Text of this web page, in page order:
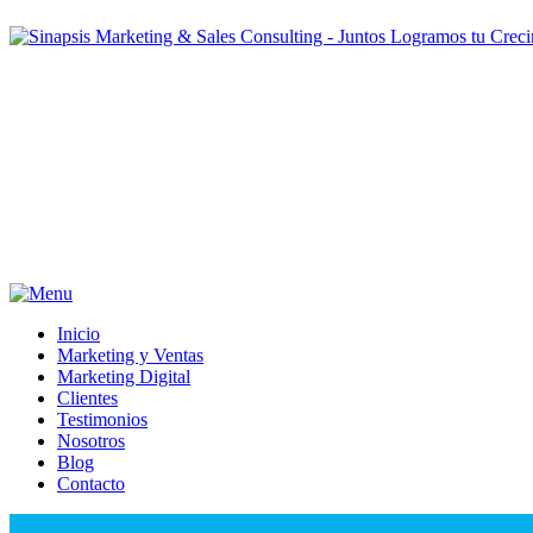
Inicio
Marketing y Ventas
Marketing Digital
Clientes
Testimonios
Nosotros
Blog
Contacto